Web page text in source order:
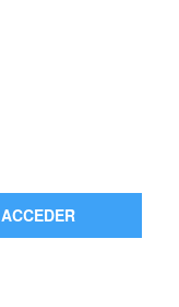
ACCEDER